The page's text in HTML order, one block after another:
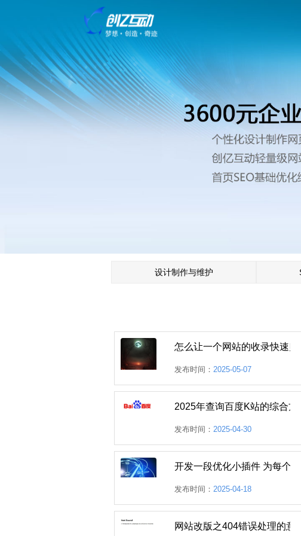
设计制作与维护
怎么让一个网站的收录快速
发布时间： 2025-05-07
2025年查询百度K站的综合方
发布时间： 2025-04-30
开发一段优化小插件 为每个
发布时间： 2025-04-18
网站改版之404错误处理的意义